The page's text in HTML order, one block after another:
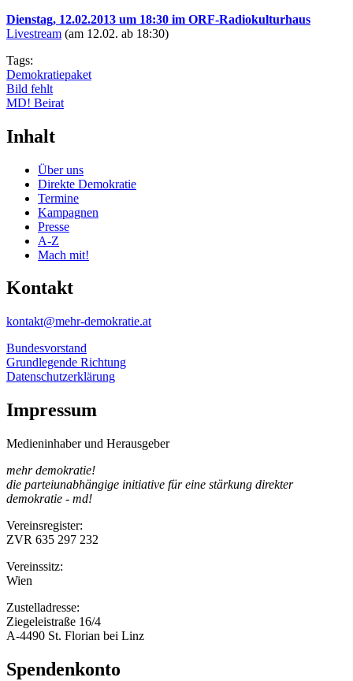
Dienstag, 12.02.2013 um 18:30 im ORF-Radiokulturhaus
Livestream (am 12.02. ab 18:30)
Tags:
Demokratiepaket
Bild fehlt
MD! Beirat
Inhalt
Über uns
Direkte Demokratie
Termine
Kampagnen
Presse
A-Z
Mach mit!
Kontakt
kontakt@mehr-demokratie.at
Bundesvorstand
Grundlegende Richtung
Datenschutzerklärung
Impressum
Medieninhaber und Herausgeber
mehr demokratie!
die parteiunabhängige initiative für eine stärkung direkter
demokratie - md!
Vereinsregister:
ZVR 635 297 232
Vereinssitz:
Wien
Zustelladresse:
Ziegeleistraße 16/4
A-4490 St. Florian bei Linz
Spendenkonto